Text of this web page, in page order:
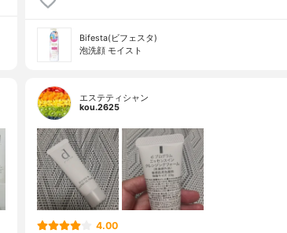
Bifesta(ビフェスタ)
泡洗顔 モイスト
エステティシャン
kou.2625
4.00